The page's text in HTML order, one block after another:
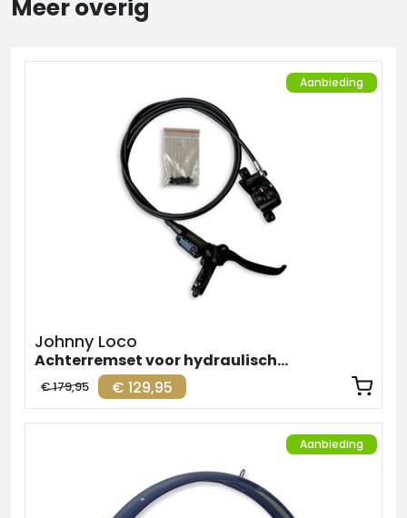
Meer overig
Aanbieding
Johnny Loco
Achterremset voor hydraulische remmen
€ 129,95
€ 179,95
Aanbieding